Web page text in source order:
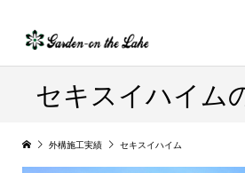
セキスイハイム
外構施工実績 セキスイハイム